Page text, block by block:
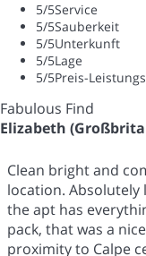
5/5Service
5/5Sauberkeit
5/5Unterkunft
5/5Lage
5/5Preis-
Fabulous Find
Elizabeth
Clean bright and
location. Absolutely
the apt has
pack, that was a
proximity to Calpe